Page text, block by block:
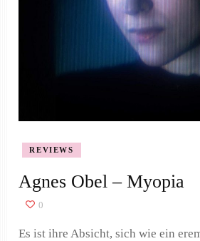
REVIEWS
Agnes Obel – Myopia
0
Es ist ihre Absicht, sich wie ein